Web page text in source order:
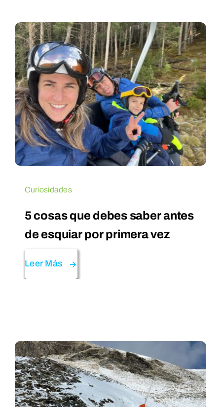
Curiosidades
5 cosas que debes saber antes
de esquiar por primera vez
Leer Más